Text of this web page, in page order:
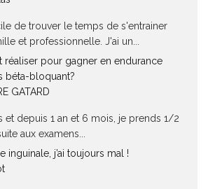
de trouver le temps de s'entrainer
et professionnelle. J'ai un...
réaliser pour gagner en endurance
béta-bloquant?
GATARD
et depuis 1 an et 6 mois, je prends 1/2
aux examens...
inguinale, j’ai toujours mal !